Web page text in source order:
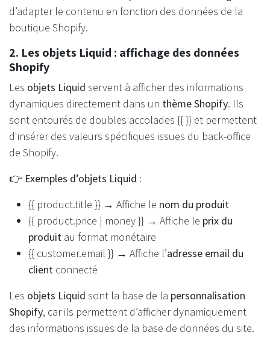
d’adapter le contenu en fonction des données de la
boutique Shopify.
2. Les objets Liquid : affichage des données
Shopify
Les objets Liquid servent à afficher des informations
dynamiques directement dans un thème Shopify. Ils
sont entourés de doubles accolades {{ }} et permettent
d'insérer des valeurs spécifiques issues du back-office
de Shopify.
👉 Exemples d’objets Liquid :
{{ product.title }} → Affiche le nom du produit
{{ product.price | money }} → Affiche le prix du
produit au format monétaire
{{ customer.email }} → Affiche l’adresse email du
client connecté
Les objets Liquid sont la base de la personnalisation
Shopify, car ils permettent d’afficher dynamiquement
des informations issues de la base de données du site.